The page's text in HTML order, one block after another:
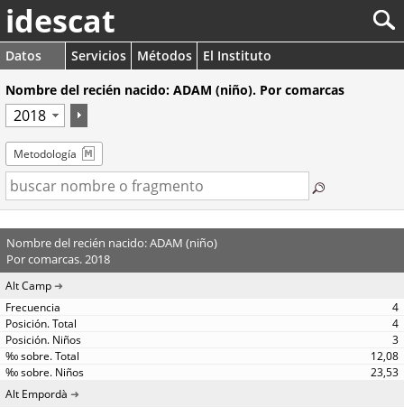
idescat
Datos Servicios Métodos
El Instituto
Nombre del recién nacido: ADAM (niño). Por comarcas
Metodología
Nombre del recién nacido: ADAM (niño)
Por comarcas. 2018
Alt Camp
4
4
3
12,08
23,53
Alt Empordà